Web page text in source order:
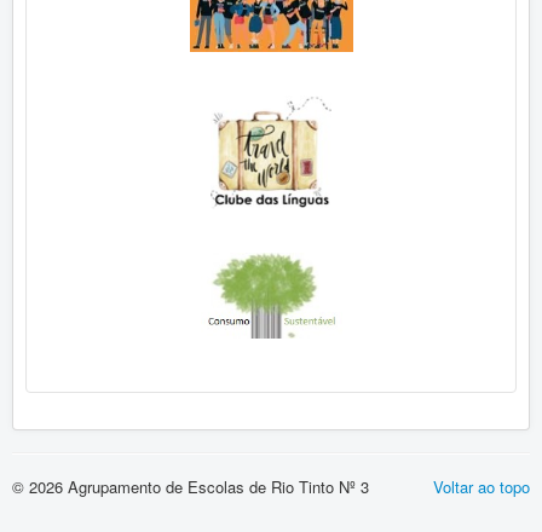
Voltar ao topo
© 2026 Agrupamento de Escolas de Rio Tinto Nº 3